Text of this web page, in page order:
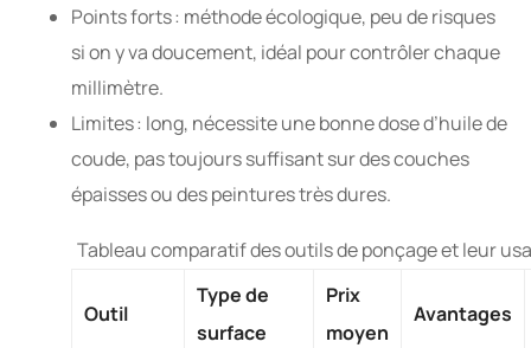
Points forts : méthode écologique, peu de risques
si on y va doucement, idéal pour contrôler chaque
millimètre.
Limites : long, nécessite une bonne dose d’huile de
coude, pas toujours suffisant sur des couches
épaisses ou des peintures très dures.
Tableau comparatif des outils de ponçage et leur
Outil
Type de
surface
Prix
moyen
Avantages